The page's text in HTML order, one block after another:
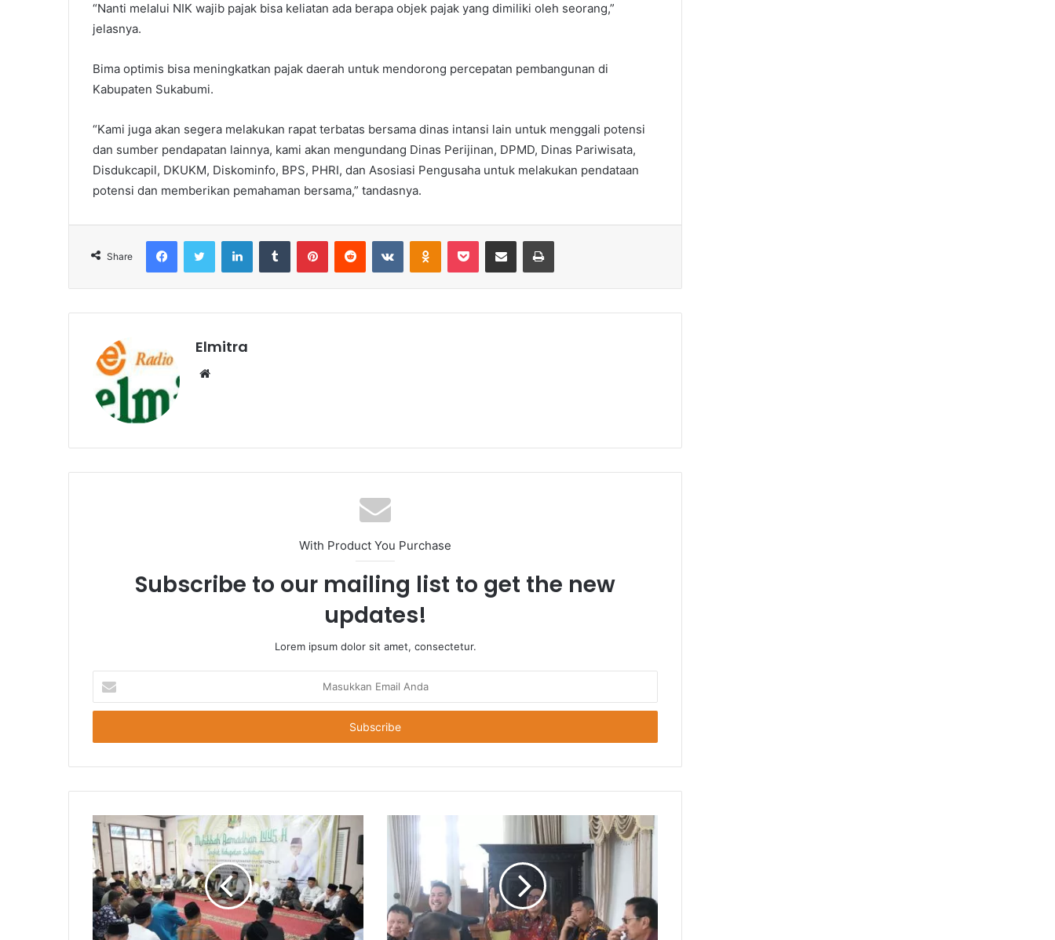
“Nanti melalui NIK wajib pajak bisa keliatan ada berapa objek pajak yang dimiliki oleh seorang,”
jelasnya.
Bima optimis bisa meningkatkan pajak daerah untuk mendorong percepatan pembangunan di
Kabupaten Sukabumi.
“Kami juga akan segera melakukan rapat terbatas bersama dinas intansi lain untuk menggali potensi
dan sumber pendapatan lainnya, kami akan mengundang Dinas Perijinan, DPMD, Dinas Pariwisata,
Disdukcapil, DKUKM, Diskominfo, BPS, PHRI, dan Asosiasi Pengusaha untuk melakukan pendataan
potensi dan memberikan pemahaman bersama,” tandasnya.
Share
FacebookTwitter LinkedInTumblr PinterestReddit VKontakteOdnoklassniki
Pocket Share via Email Print
Elmitra
Website
With Product You Purchase
Subscribe to our mailing list to get the new
updates!
Lorem ipsum dolor sit amet, consectetur.
Email
Anda